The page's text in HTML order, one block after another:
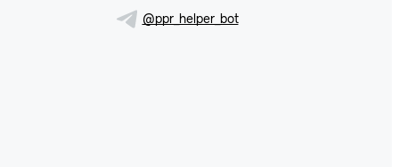
@ppr_helper_bot